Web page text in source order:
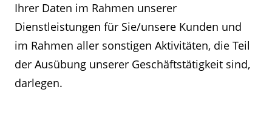
Ihrer Daten im Rahmen unserer
Dienstleistungen für Sie/unsere Kunden und
im Rahmen aller sonstigen Aktivitäten, die Teil
der Ausübung unserer Geschäftstätigkeit sind,
darlegen.